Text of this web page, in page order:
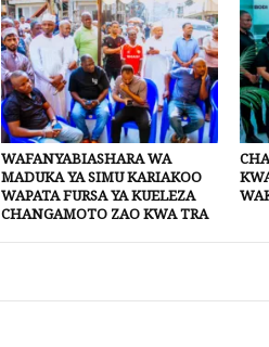
WAFANYABIASHARA WA
MADUKA YA SIMU KARIAKOO
WAPATA FURSA YA KUELEZA
CHANGAMOTO ZAO KWA TRA